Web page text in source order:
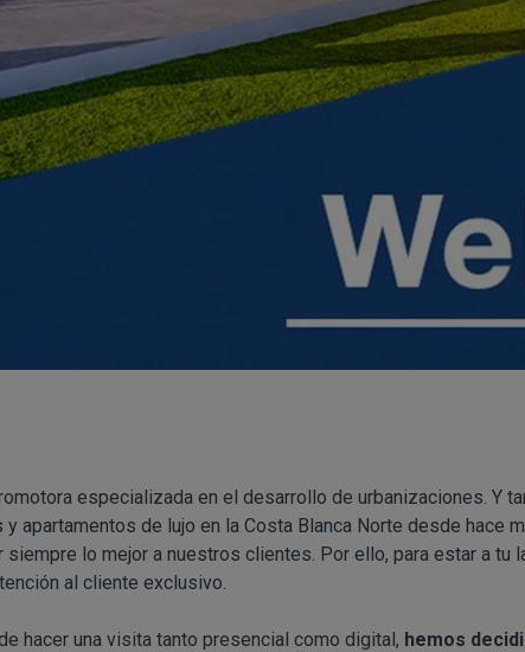
especializada en el desarrollo de urbanizaciones. Y
apartamentos de lujo en la Costa Blanca Norte desde hace
lo mejor a nuestros clientes. Por ello, para estar a tu
al cliente exclusivo.
hacer una visita tanto presencial como digital, hemos